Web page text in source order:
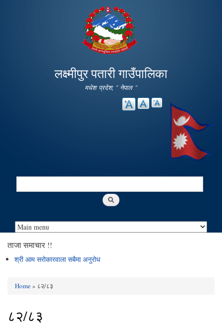
main
content
लक्ष्मीपुर पतारी गाउँपालिका
मधेश प्रदेश, " नेपाल "
Search
ताजा समाचार !!
श्री आम सरोकारवाला सबैमा अनुरोध
Home» ८२/८३
८२/८३